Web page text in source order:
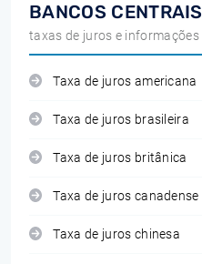
BANCOS CENTRAIS
taxas de juros e informações
Taxa de juros americana
Taxa de juros brasileira
Taxa de juros britânica
Taxa de juros canadense
Taxa de juros chinesa